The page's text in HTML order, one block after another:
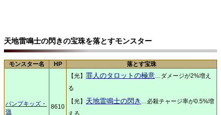
天地雷鳴士の閃きの宝珠を落とすモンスター
モンスター名 HP 落とす宝珠
パンプキッズ・
強
8610
【光】 罪人のタロットの極意…ダメージが2%増え
る
【光】 天地雷鳴士の閃き …必殺チャージ率が0.5%増
える